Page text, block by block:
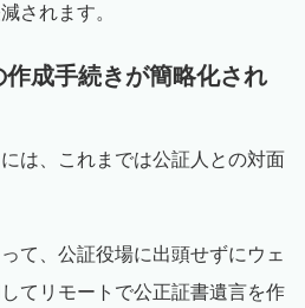
されます。
成手続きが簡略化され
は、これまでは公証人との対面
て、公証役場に出頭せずにウェ
てリモートで公正証書遺言を作